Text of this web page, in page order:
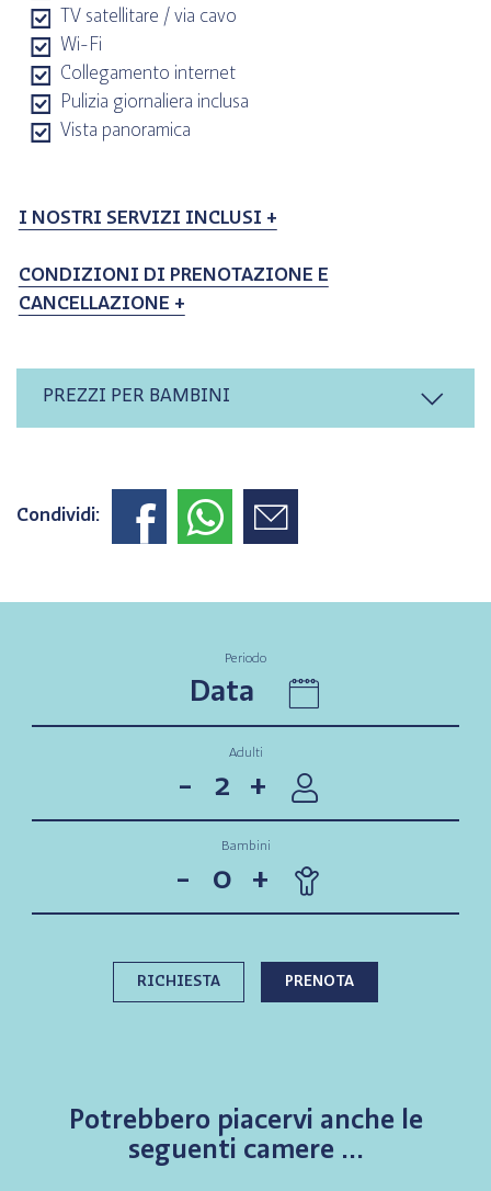
TV satellitare / via cavo
Wi-Fi
Collegamento internet
Pulizia giornaliera inclusa
Vista panoramica
I NOSTRI SERVIZI INCLUSI +
CONDIZIONI DI PRENOTAZIONE E
CANCELLAZIONE +
PREZZI PER BAMBINI
Condividi:
Periodo
Adulti
- +
Bambini
- +
RICHIESTA PRENOTA
Potrebbero piacervi anche le
seguenti camere ...